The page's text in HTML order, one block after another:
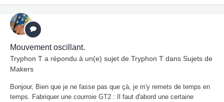
Mouvement oscillant.
Tryphon T a répondu à un(e) sujet de Tryphon T dans Sujets de
Makers
Bonjour, Bien que je ne fasse pas que çà, je m'y remets de temps en
temps. Fabriquer une courroie GT2 : Il faut d'abord une certaine